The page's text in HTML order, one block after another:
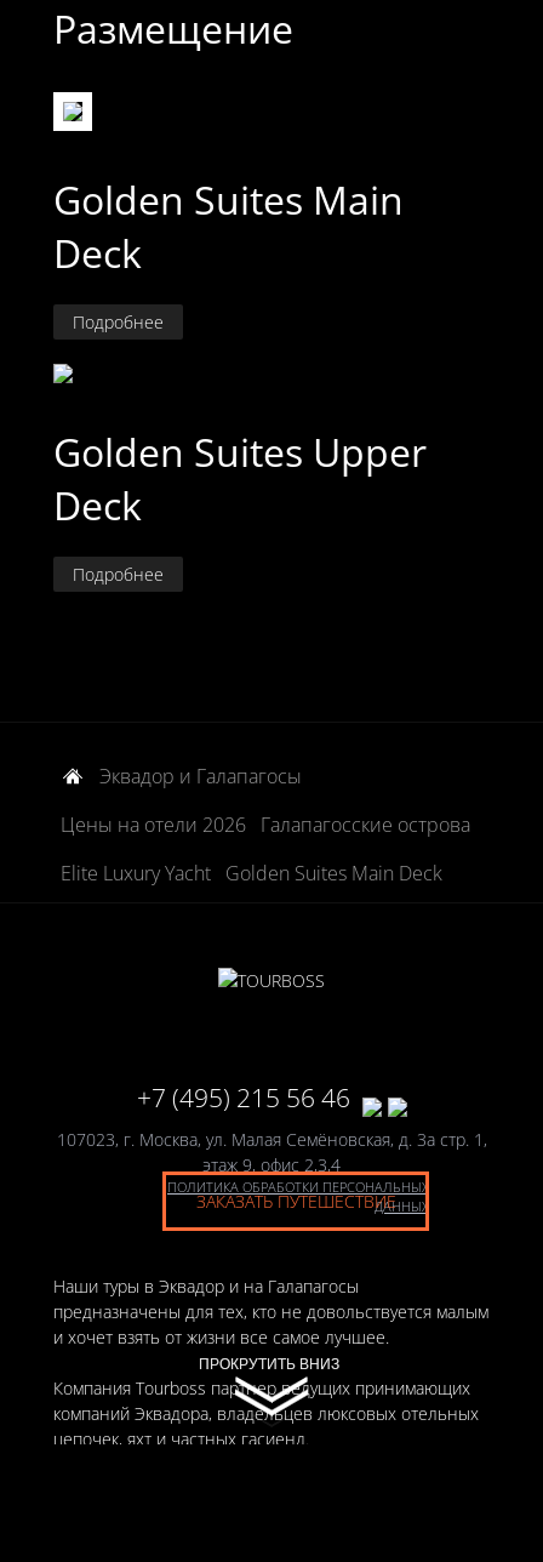
ПРОКРУТИТЬ ВНИЗ
ПРОКРУТИТЬ ВНИЗ
Размещение
Golden Suites Main
Deck
Подробнее
Golden Suites Upper
Deck
Подробнее
Эквадор и Галапагосы
Цены на отели 2026
Галапагосские острова
Elite Luxury Yacht
Golden Suites Main Deck
+7 (495) 215 56 46
107023, г. Москва, ул. Малая Семёновская, д. 3а стр. 1,
этаж 9, офис 2,3,4
ПОЛИТИКА ОБРАБОТКИ ПЕРСОНАЛЬНЫХ
ДАННЫХ
ЗАКАЗАТЬ ПУТЕШЕСТВИЕ
Наши туры в Эквадор и на Галапагосы
предназначены для тех, кто не довольствуется малым
и хочет взять от жизни все самое лучшее.
Компания Tourboss партнер ведущих принимающих
компаний Эквадора, владельцев люксовых отельных
цепочек, яхт и частных гасиенд.